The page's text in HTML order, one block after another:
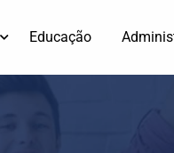
Educação